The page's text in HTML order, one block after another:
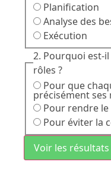
Planification
Analyse des
Exécution
2. Pourquoi est-
rôles ?
Pour que
précisément
Pour rendre
Pour éviter la
Voir les résultats